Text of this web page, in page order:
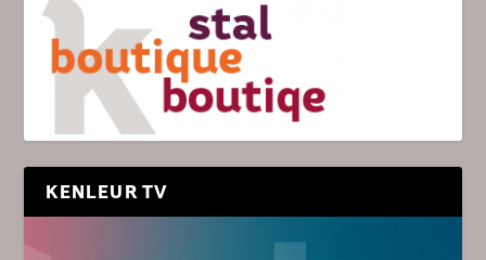
KENLEUR TV